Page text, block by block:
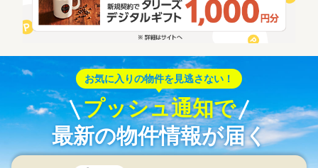
お気に入りの物件を見逃さない！
プッシュ通知で
最新の物件情報が届く